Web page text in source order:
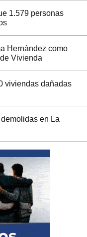
1.579 personas
Hernández como
Vivienda
viviendas dañadas
en La